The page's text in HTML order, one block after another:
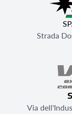
Strada
Via